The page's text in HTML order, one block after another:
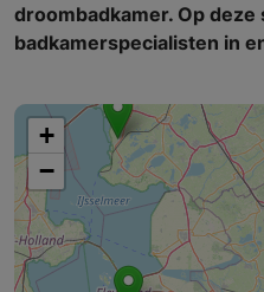
droombadkamer. Op deze
badkamerspecialisten in
+
−